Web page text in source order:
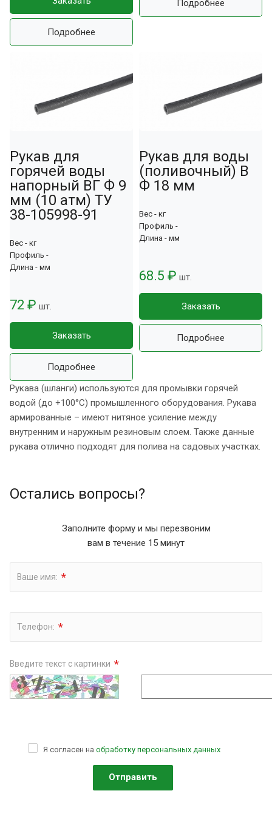
Подробнее
Подробнее
Рукав для
горячей воды
напорный ВГ Ф 9
мм (10 атм) ТУ
38-105998-91
Вес - кг
Профиль -
Длина - мм
72 ₽ шт.
Заказать
Подробнее
Рукaв для воды
(поливочный) В
Ф 18 мм
Вес - кг
Профиль -
Длина - мм
68.5 ₽ шт.
Заказать
Подробнее
Рукава (шланги) используются для промывки горячей
водой (до +100°С) промышленного оборудования. Рукава
армированные – имеют нитяное усиление между
внутренним и наружным резиновым слоем. Также данные
рукава отлично подходят для полива на садовых участках.
Остались вопросы?
Заполните форму и мы перезвоним
вам в течение 15 минут
Ваше имя: *
Телефон: *
Введите текст с картинки *
Я согласен на обработку персональных данных